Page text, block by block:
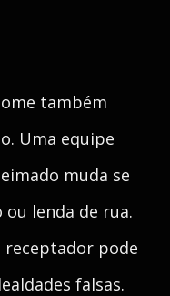
também
Uma equipe
muda se
lenda de rua.
receptador pode
falsas.